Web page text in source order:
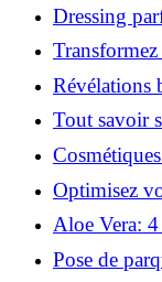
Pourquoi
Dressing
rangement
installer des
Révélations
transforme
Tout savoir
questions
routine
Optimisez
rampant à
Aloe Vera:
parfait!
Pose de